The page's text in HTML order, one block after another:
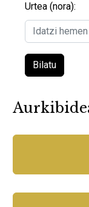
Urtea (nora):
Bilatu